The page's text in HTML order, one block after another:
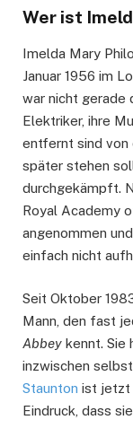
Wer ist
Imelda Mary
Januar 1956 im
war nicht gerade
Elektriker, ihre
entfernt sind von
später stehen
durchgekämpft.
Royal Academy
angenommen
einfach nicht
Seit Oktober
Mann, den fast
Abbey kennt. Sie
inzwischen
Staunton ist jetzt
Eindruck, dass